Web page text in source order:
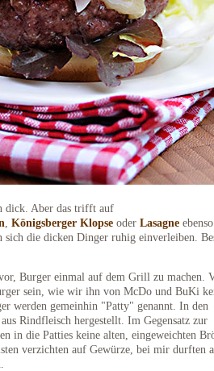
dick. Aber das trifft auf
Königsberger Klopse oder Lasagne
sich die dicken Dinger ruhig einverleiben.
Burger einmal auf dem Grill zu machen.
sein, wie wir ihn von McDo und BuKi
werden gemeinhin "Patty" genannt. In den
Rindfleisch hergestellt. Im Gegensatz zur
in die Patties keine alten, eingeweichten
verzichten auf Gewürze, bei mir durften